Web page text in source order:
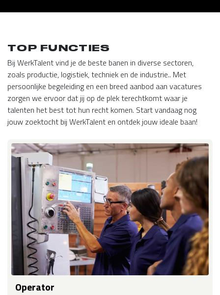
TOP FUNCTIES
Bij WerkTalent vind je de beste banen in diverse sectoren,
zoals productie, logistiek, techniek en de industrie.. Met
persoonlijke begeleiding en een breed aanbod aan vacatures
zorgen we ervoor dat jij op de plek terechtkomt waar je
talenten het best tot hun recht komen. Start vandaag nog
jouw zoektocht bij WerkTalent en ontdek jouw ideale baan!
Operator